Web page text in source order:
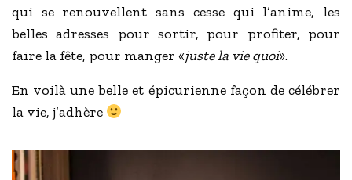
qui se renouvellent sans cesse qui l’anime, les
belles adresses pour sortir, pour profiter, pour
faire la fête, pour manger «juste la vie quoi».
En voilà une belle et épicurienne façon de célébrer
la vie, j’adhère